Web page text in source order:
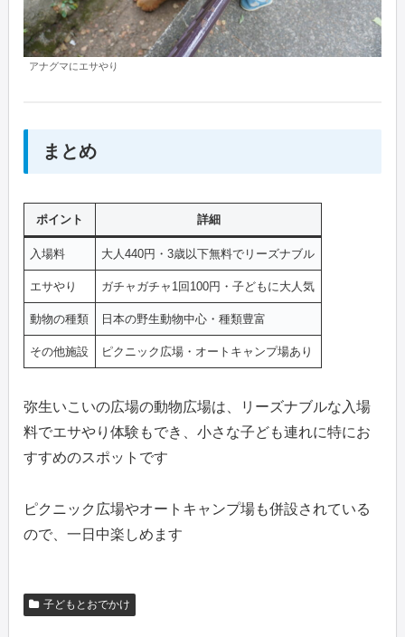
アナグマにエサやり
まとめ
ポイント 詳細
入場料 大人440円・3歳以下無料でリーズナブル
エサやり ガチャガチャ1回100円・子どもに大人気
動物の種類 日本の野生動物中心・種類豊富
その他施設 ピクニック広場・オートキャンプ場あり
弥生いこいの広場の動物広場は、リーズナブルな入場
料でエサやり体験もでき、小さな子ども連れに特にお
すすめのスポットです
ピクニック広場やオートキャンプ場も併設されている
ので、一日中楽しめます
子どもとおでかけ